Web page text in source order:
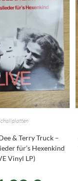
& Terry Truck –
für’s Hexenkind
Vinyl LP)